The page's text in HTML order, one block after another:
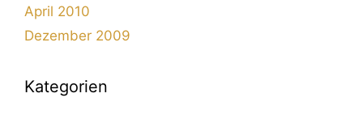
April 2010
Dezember 2009
Kategorien